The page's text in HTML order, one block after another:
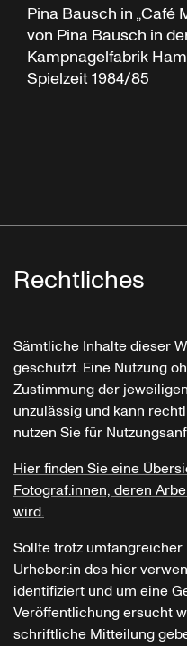
Pina Bausch in „Café
von Pina Bausch in
Kampnagelfabrik
Spielzeit 1984/85
Rechtliches
Sämtliche Inhalte dieser
geschützt. Eine Nutzung
Zustimmung der
unzulässig und kann
nutzen Sie für
Hier finden Sie eine
Fotograf:innen, deren
wird.
Sollte trotz
Urheber:in des hier
identifiziert und um eine
Veröffentlichung ersucht
schriftliche Mitteilung